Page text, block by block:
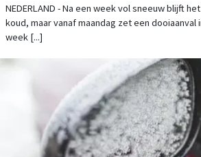
NEDERLAND - Na een week vol sneeuw blijft
koud, maar vanaf maandag zet een dooiaanval
week [...]